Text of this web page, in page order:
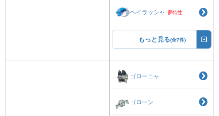
ヘイラッシャ 夢特性
もっと見る(全7件)
ゴローニャ
ゴローン